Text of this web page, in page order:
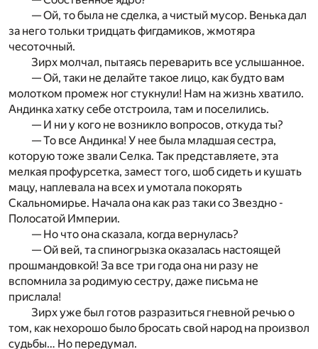
— Ой, то была не сделка, а чистый мусор. Венька дал
за него тольки тридцать фигдамиков, жмотяра
чесоточный.
Зирх молчал, пытаясь переварить все услышанное.
— Ой, таки не делайте такое лицо, как будто вам
молотком промеж ног стукнули! Нам на жизнь хватило.
Андинка хатку себе отстроила, там и поселились.
— И ни у кого не возникло вопросов, откуда ты?
— То все Андинка! У нее была младшая сестра,
которую тоже звали Селка. Так представляете, эта
мелкая профурсетка, замест того, шоб сидеть и кушать
мацу, наплевала на всех и умотала покорять
Скальномирье. Начала она как раз таки со Звездно -
Полосатой Империи.
— Но что она сказала, когда вернулась?
— Ой вей, та спиногрызка оказалась настоящей
прошмандовкой! За все три года она ни разу не
вспомнила за родимую сестру, даже письма не
прислала!
Зирх уже был готов разразиться гневной речью о
том, как нехорошо было бросать свой народ на произвол
судьбы… Но передумал.